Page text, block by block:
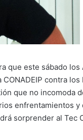
que este sábado los
contra los
que no incomoda
enfrentamientos
sorprender al Tec